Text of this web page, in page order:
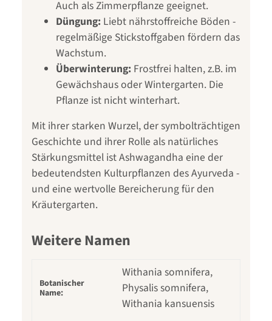
Auch als Zimmerpflanze geeignet.
Düngung: Liebt nährstoffreiche Böden -
regelmäßige Stickstoffgaben fördern das
Wachstum.
Überwinterung: Frostfrei halten, z.B. im
Gewächshaus oder Wintergarten. Die
Pflanze ist nicht winterhart.
Mit ihrer starken Wurzel, der symbolträchtigen
Geschichte und ihrer Rolle als natürliches
Stärkungsmittel ist Ashwagandha eine der
bedeutendsten Kulturpflanzen des Ayurveda -
und eine wertvolle Bereicherung für den
Kräutergarten.
Weitere Namen
Botanischer
Name:
Withania somnifera,
Physalis somnifera,
Withania kansuensis